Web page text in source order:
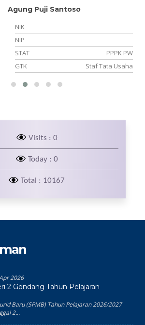
Tiyo Kurniawan, S.Pd
Visits : 0
Today : 0
Total : 10167
2026
2 Gondang Tahun Pelajaran
Baru (SPMB) Tahun Pelajaran 2026/2027
2...